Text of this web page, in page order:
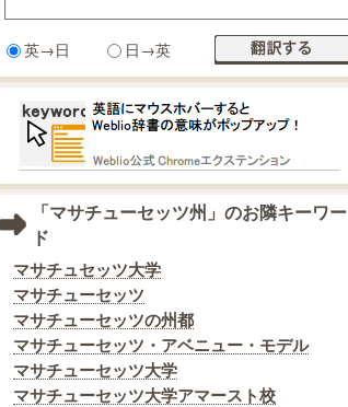
英→日 日→英
「マサチューセッツ州」のお隣キーワー
ド
マサチュセッツ大学
マサチューセッツ
マサチューセッツの州都
マサチューセッツ・アベニュー・モデル
マサチューセッツ大学
マサチューセッツ大学アマースト校